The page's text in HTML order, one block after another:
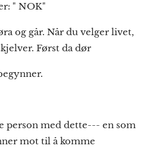
" NOK"
og går. Når du velger livet,
Først da dør
person med dette--- en som
mot til å komme